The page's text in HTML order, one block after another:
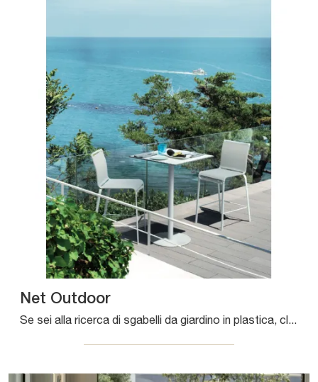
Net Outdoor
Se sei alla ricerca di sgabelli da giardino in plastica, clicca e ottieni informazioni sul modello Net Outdoor della firma Bontempi.